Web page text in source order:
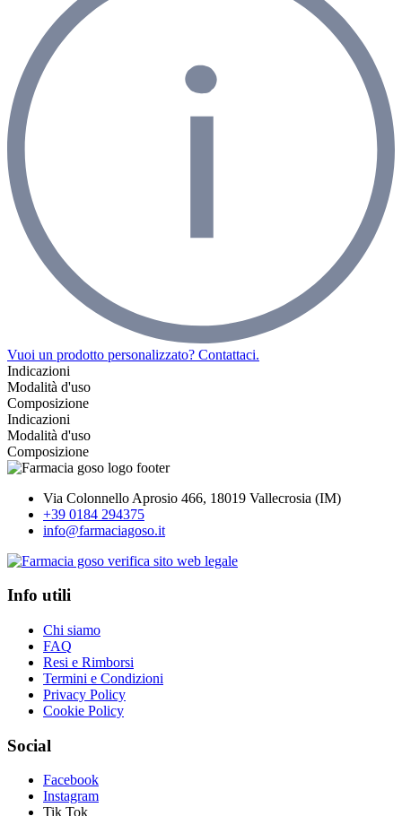
Vuoi un prodotto personalizzato? Contattaci.
Indicazioni
Modalità d'uso
Composizione
Indicazioni
Modalità d'uso
Composizione
Via Colonnello Aprosio 466, 18019 Vallecrosia (IM)
+39 0184 294375
info@farmaciagoso.it
Info utili
Chi siamo
FAQ
Resi e Rimborsi
Termini e Condizioni
Privacy Policy
Cookie Policy
Social
Facebook
Instagram
Tik Tok